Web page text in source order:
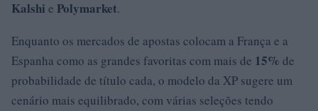
Kalshi e Polymarket.
Enquanto os mercados de apostas colocam a França e a
Espanha como as grandes favoritas com mais de 15% de
probabilidade de título cada, o modelo da XP sugere um
cenário mais equilibrado, com várias seleções tendo